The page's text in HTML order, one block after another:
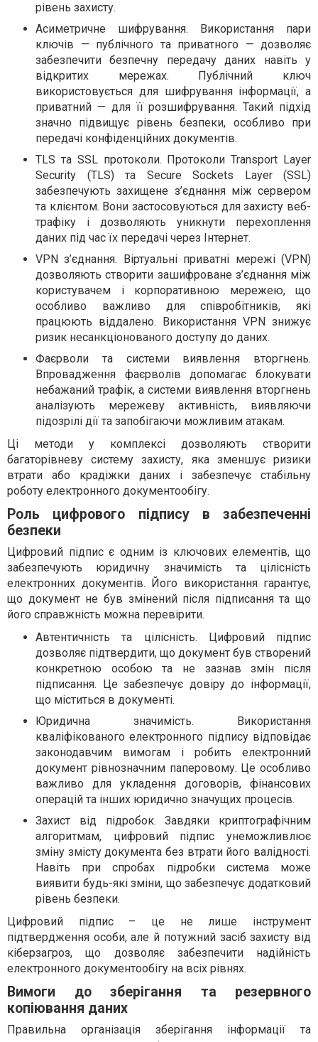
рівень захисту.
Асиметричне шифрування. Використання пари
ключів — публічного та приватного — дозволяє
забезпечити безпечну передачу даних навіть у
відкритих мережах. Публічний ключ
використовується для шифрування інформації, а
приватний — для її розшифрування. Такий підхід
значно підвищує рівень безпеки, особливо при
передачі конфіденційних документів.
TLS та SSL протоколи. Протоколи Transport Layer
Security (TLS) та Secure Sockets Layer (SSL)
забезпечують захищене з’єднання між сервером
та клієнтом. Вони застосовуються для захисту веб-
трафіку і дозволяють уникнути перехоплення
даних під час їх передачі через Інтернет.
VPN з’єднання. Віртуальні приватні мережі (VPN)
дозволяють створити зашифроване з’єднання між
користувачем і корпоративною мережею, що
особливо важливо для співробітників, які
працюють віддалено. Використання VPN знижує
ризик несанкціонованого доступу до даних.
Фаєрволи та системи виявлення вторгнень.
Впровадження фаєрволів допомагає блокувати
небажаний трафік, а системи виявлення вторгнень
аналізують мережеву активність, виявляючи
підозрілі дії та запобігаючи можливим атакам.
Ці методи у комплексі дозволяють створити
багаторівневу систему захисту, яка зменшує ризики
втрати або крадіжки даних і забезпечує стабільну
роботу електронного документообігу.
Роль цифрового підпису в забезпеченні
безпеки
Цифровий підпис є одним із ключових елементів, що
забезпечують юридичну значимість та цілісність
електронних документів. Його використання гарантує,
що документ не був змінений після підписання та що
його справжність можна перевірити.
Автентичність та цілісність. Цифровий підпис
дозволяє підтвердити, що документ був створений
конкретною особою та не зазнав змін після
підписання. Це забезпечує довіру до інформації,
що міститься в документі.
Юридична значимість. Використання
кваліфікованого електронного підпису відповідає
законодавчим вимогам і робить електронний
документ рівнозначним паперовому. Це особливо
важливо для укладення договорів, фінансових
операцій та інших юридично значущих процесів.
Захист від підробок. Завдяки криптографічним
алгоритмам, цифровий підпис унеможливлює
зміну змісту документа без втрати його валідності.
Навіть при спробах підробки система може
виявити будь-які зміни, що забезпечує додатковий
рівень безпеки.
Цифровий підпис – це не лише інструмент
підтвердження особи, але й потужний засіб захисту від
кіберзагроз, що дозволяє забезпечити надійність
електронного документообігу на всіх рівнях.
Вимоги до зберігання та резервного
копіювання даних
Правильна організація зберігання інформації та